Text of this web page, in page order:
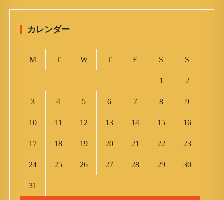
カレンダー
M T W T F S S
1 2
3 4 5 6 7 8 9
10 11 12 13 14 15 16
17 18 19 20 21 22 23
24 25 26 27 28 29 30
31